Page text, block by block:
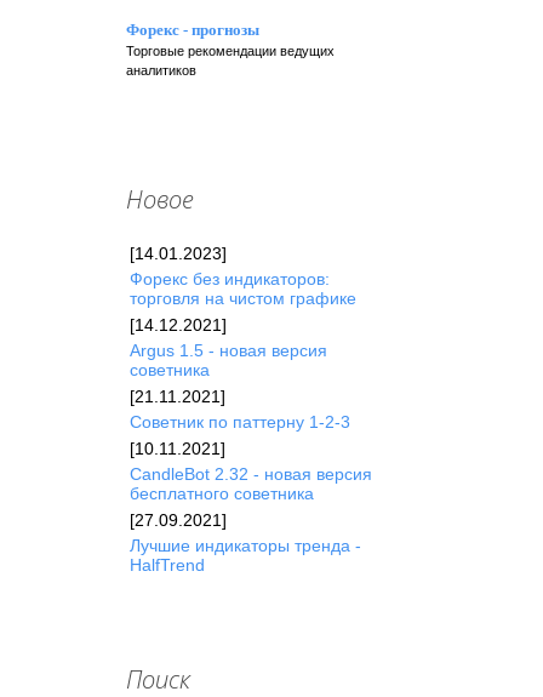
Форекс - прогнозы
Торговые рекомендации ведущих
аналитиков
Новое
[14.01.2023]
Форекc без индикаторов:
торговля на чистом графике
[14.12.2021]
Argus 1.5 - новая версия
советника
[21.11.2021]
Советник по паттерну 1-2-3
[10.11.2021]
CandleBot 2.32 - новая версия
бесплатного советника
[27.09.2021]
Лучшие индикаторы тренда -
HalfTrend
Поиск